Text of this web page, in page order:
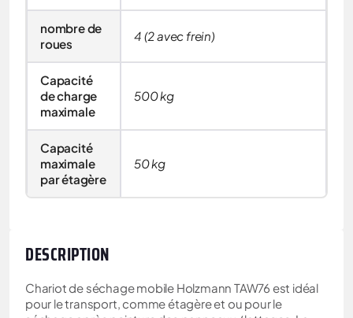
nombre de
roues
4 (2 avec frein)
Capacité
de charge
maximale
500 kg
Capacité
maximale
par étagère
50 kg
DESCRIPTION
Chariot de séchage mobile Holzmann TAW76 est idéal
pour le transport, comme étagère et ou pour le